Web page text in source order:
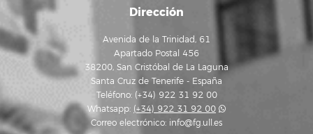
Dirección
Avenida de la Trinidad, 61
Apartado Postal 456
38200, San Cristóbal de La Laguna
Santa Cruz de Tenerife - España
Teléfono: (+34) 922 31 92 00
Whatsapp: (+34) 922 31 92 00
Correo electrónico: info@fg.ull.es